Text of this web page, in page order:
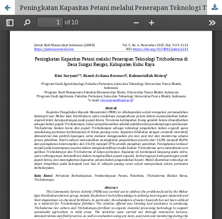
Peningkatan Kapasitas Petani melalui Penerapan Teknologi Trichoderma di Desa Sungai Rengas, Kabupaten Kubu Raya